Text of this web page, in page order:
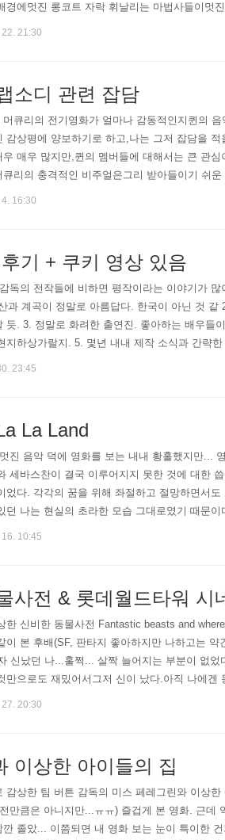
경에멋진 롱코트 자락 휘날리는 마법사들이멋
그린델왈드 역을 맡아서 조금 ???? 했었는
21:30
소디 관련 잡담
큐리의 전기영화가 얼마나 감동적인지퀸의
감상평에 양보하기로 하고,나는 그저 잡담을
매우 많지만,퀸의 멤버들에 대해서는 큰 관
리의 충격적인 비주얼은그리 받아들이기 쉬
밴드에 대해 처음으로 알게 된 사실이 많았다
16:30
기 + 쿠키 영상 있음
독의 전작들에 비하면 평작이라는 이야기가
과 계곡이 정말로 아름답다. ​한국이 아닌 것
듯. 3. 정말로 화려한 출연진. 좋아하는 배우들
지하상가랄지. 5. 몇년 내내 제작 소식과 간략
이 다 시원하다. 6. 같이 본 사람들은 대체적으
23:45
La Land
진 음악 덕에 영화를 보는 내내 황홀했지만...​
세바스찬이 결국 이루어지지 못한 것에 대한
었다. 각각의 꿈을 위해 좌절하고 절망하면서
던 나는 현실의 초라한 모습 그대로였기 때문
했던 것 자체가 넌센스이지만 - 이미 그들은 엄
10:45
사전 & 롯데월드타워 시
한 신비한 동물사전 Fantastic beasts and
이 본 후배(SF, 판타지 좋아하지만 나하고는
신났던 나...훌쩍... 살짝 늘어지는 부분이 없
만으로도 재밌어서그저 신이 났다.아직 나에
워 시네마 수퍼플렉스 G관에서 관람했다. 개
20:30
이상한 아이들의 집
감상한 팀 버튼 감독의 미스 페레그린와 이상
만큼은 아니지만...ㅠㅠ) 즐겁게 본 영화. 근
졸았... 이쯤되면 내 영화 보는 눈이 특이한